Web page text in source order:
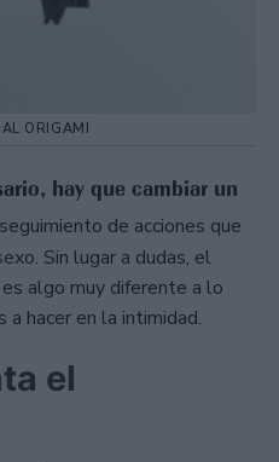
ORIGAMI
hay que cambiar un
de acciones que
Sin lugar a dudas, el
algo muy diferente a lo
hacer en la intimidad.
el